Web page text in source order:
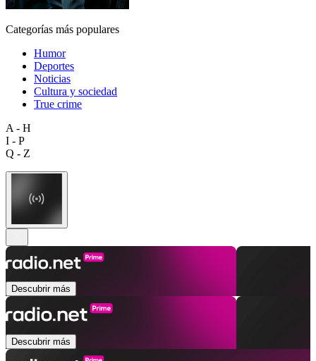
Categorías más populares
Humor
Deportes
Noticias
Cultura y sociedad
True crime
A - H
I - P
Q - Z
Descubrir más
Descubrir más